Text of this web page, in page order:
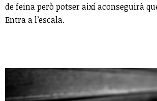
de feina però potser així aconseguirà
Entra a l’escala.